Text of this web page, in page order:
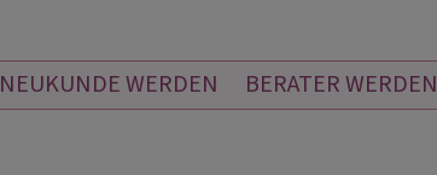
NEUKUNDE WERDEN BERATER WERDEN